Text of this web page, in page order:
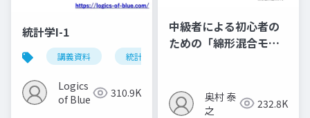
統計学I-1
講義資料 統計学
Logics
of Blue
310.9K
中級者による初心者の
ための「綿形混合モデ
奥村 泰
之
232.8K